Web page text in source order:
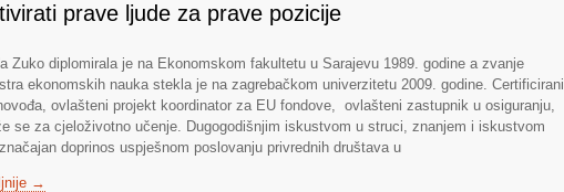
prave ljude za prave pozicije
Zuko diplomirala je na Ekonomskom fakultetu u Sarajevu 1989. godine a zvanje
ekonomskih nauka stekla je na zagrebačkom univerzitetu 2009. godine. Certificirani
ovlašteni projekt koordinator za EU fondove, ovlašteni zastupnik u osiguranju,
se za cjeloživotno učenje. Dugogodišnjim iskustvom u struci, znanjem i iskustvom
doprinos uspješnom poslovanju privrednih društava u
→